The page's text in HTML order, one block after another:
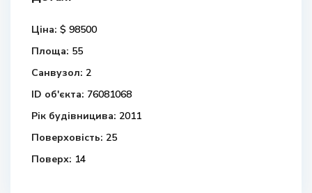
Ціна: $ 98500
Площа: 55
Санвузол: 2
ID об'єкта: 76081068
Рік будівницива: 2011
Поверховість: 25
Поверх: 14